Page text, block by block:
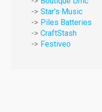
Star's Music
Piles Batteries
CraftStash
Festiveo